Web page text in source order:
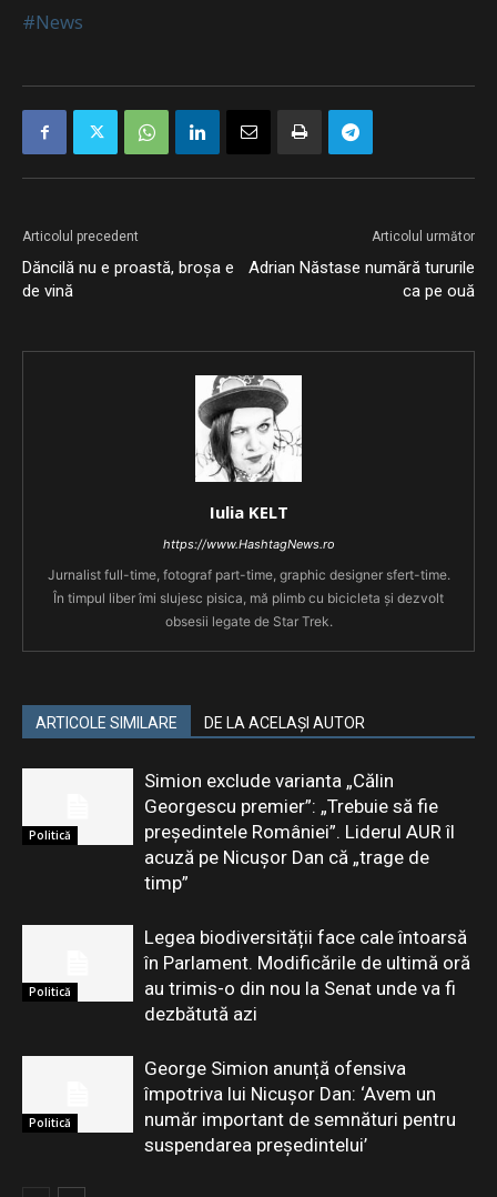
#News
Articolul precedent
Dăncilă nu e proastă, broșa e
de vină
Articolul următor
Adrian Năstase numără tururile
ca pe ouă
Iulia KELT
https://www.HashtagNews.ro
Jurnalist full-time, fotograf part-time, graphic designer sfert-time.
În timpul liber îmi slujesc pisica, mă plimb cu bicicleta și dezvolt
obsesii legate de Star Trek.
ARTICOLE SIMILARE DE LA ACELAȘI AUTOR
Politică
Simion exclude varianta „Călin
Georgescu premier”: „Trebuie să fie
președintele României”. Liderul AUR îl
acuză pe Nicușor Dan că „trage de
timp”
Politică
Legea biodiversității face cale întoarsă
în Parlament. Modificările de ultimă oră
au trimis-o din nou la Senat unde va fi
dezbătută azi
Politică
George Simion anunță ofensiva
împotriva lui Nicușor Dan: ‘Avem un
număr important de semnături pentru
suspendarea președintelui’